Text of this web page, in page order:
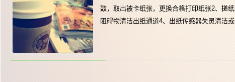
鼓，取出被卡纸张，更换合格打印纸张2、搓
阻碍物清洁出纸通道4、出纸传感器失灵清洁